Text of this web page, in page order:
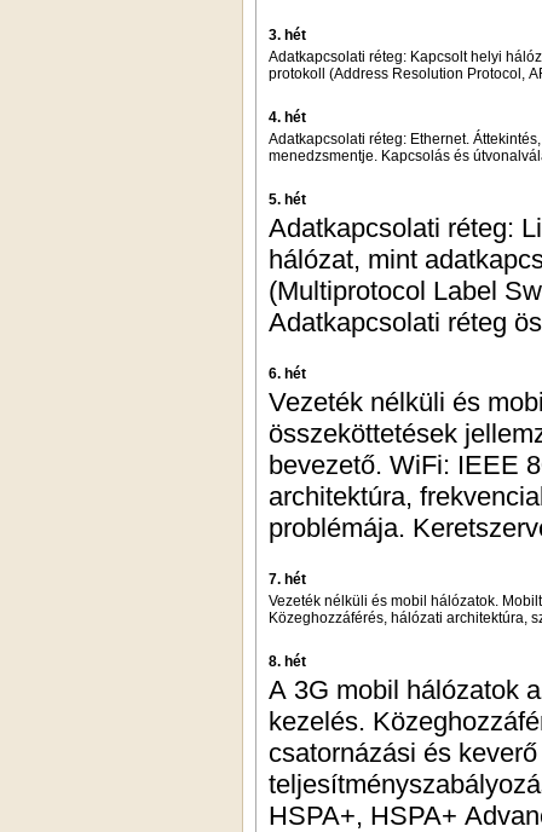
3. hét
Adatkapcsolati réteg: Kapcsolt helyi
protokoll (Address Resolution Protocol,
4. hét
Adatkapcsolati réteg: Ethernet.
menedzsmentje. Kapcsolás és
5. hét
Adatkapcsolati réteg:
hálózat, mint
(Multiprotocol Label
Adatkapcsolati réteg
6. hét
Vezeték nélküli és
összeköttetések
bevezető. WiFi: IEEE
architektúra,
problémája.
7. hét
Vezeték nélküli és mobil hálózatok.
Közeghozzáférés, hálózati architektúra,
8. hét
A 3G mobil hálózatok
kezelés.
csatornázási és
HSPA+, HSPA+